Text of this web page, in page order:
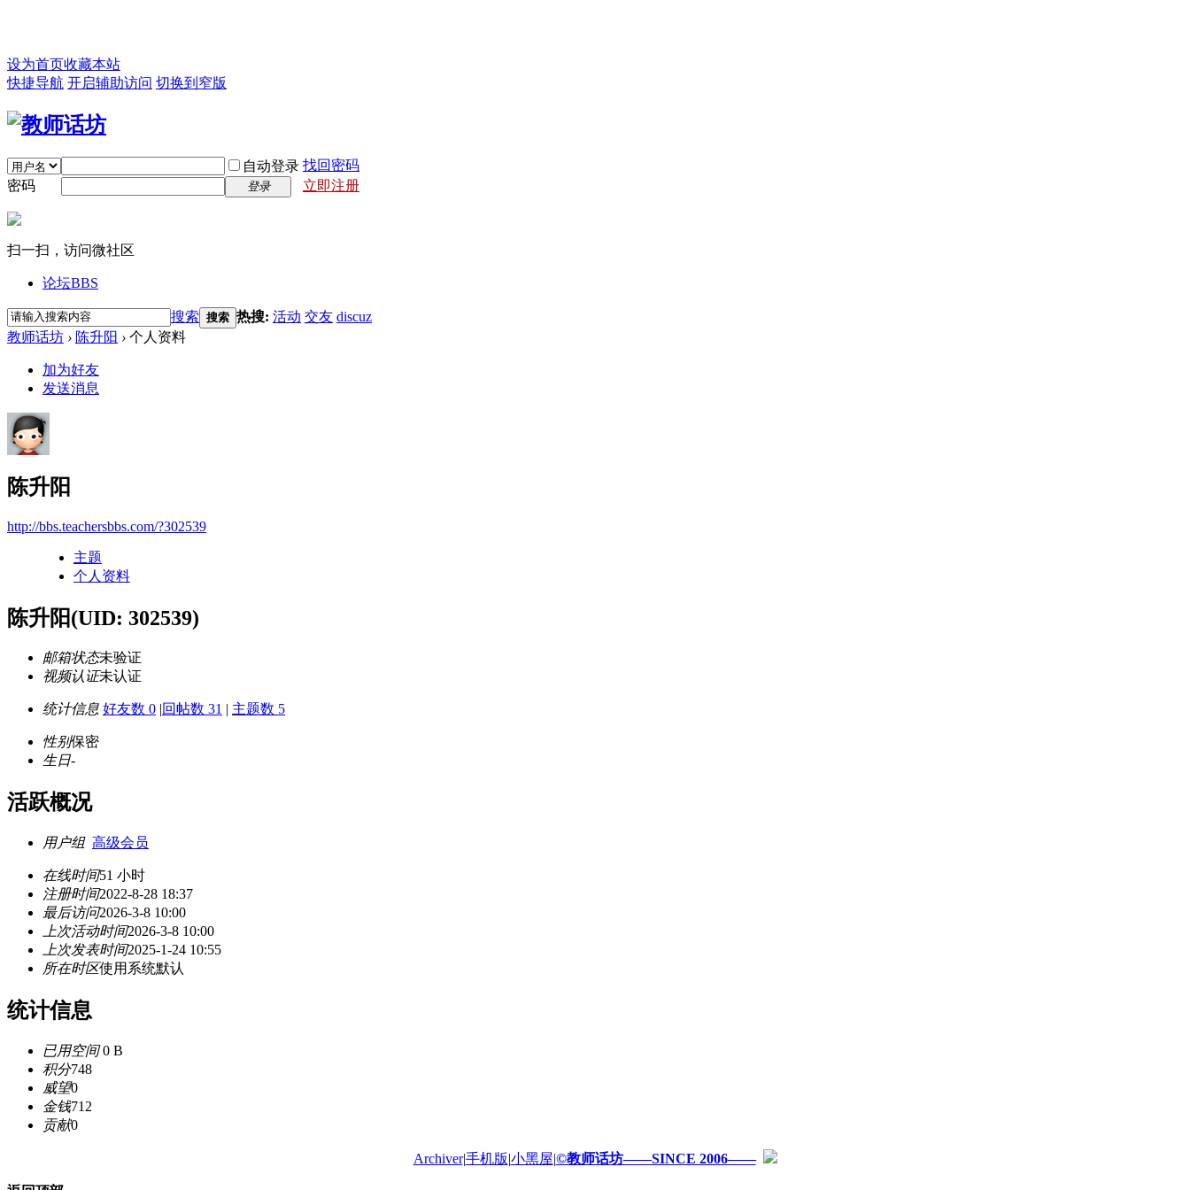
设为首页收藏本站
快捷导航 开启辅助访问 切换到窄版
自动登录 找回密码
密码
登录 立即注册
扫一扫，访问微社区
论坛BBS
搜索 搜索 热搜: 活动 交友 discuz
教师话坊 › 陈升阳 › 个人资料
加为好友
发送消息
陈升阳
http://bbs.teachersbbs.com/?302539
主题
个人资料
陈升阳(UID: 302539)
邮箱状态未验证
视频认证未认证
统计信息 好友数 0 |回帖数 31 | 主题数 5
性别保密
生日-
活跃概况
用户组 高级会员
在线时间51 小时
注册时间2022-8-28 18:37
最后访问2026-3-8 10:00
上次活动时间2026-3-8 10:00
上次发表时间2025-1-24 10:55
所在时区使用系统默认
统计信息
已用空间0 B
积分748
威望0
金钱712
贡献0
Archiver|手机版|小黑屋|©教师话坊——SINCE 2006——